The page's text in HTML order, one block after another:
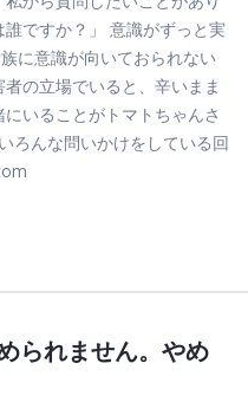
ですか？」 意識がずっと実
に意識が向いておられない
の立場でいると、辛いまま
いることがトマトちゃんさ
ろんな問いかけをしている回
られません。やめ